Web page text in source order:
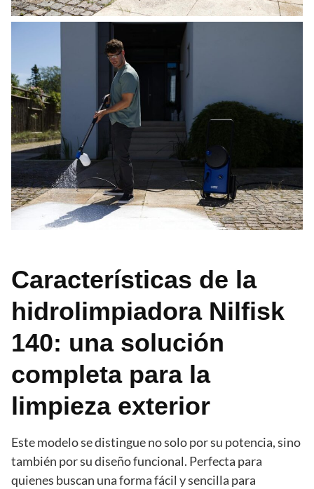
Características de la
hidrolimpiadora Nilfisk
140: una solución
completa para la
limpieza exterior
Este modelo se distingue no solo por su potencia, sino
también por su diseño funcional. Perfecta para
quienes buscan una forma fácil y sencilla para